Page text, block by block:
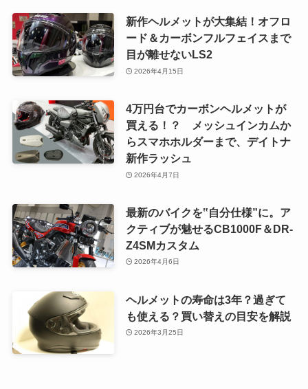
新作ヘルメットが大集結！オフロ
ード＆カーボンフルフェイスまで
目が離せないLS2
2026年4月15日
4万円台でカーボンヘルメットが
買える！？ メッシュインカムか
らスマホホルダーまで、デイトナ
新作ラッシュ
2026年4月7日
最新のバイクを‟自分仕様”に。ア
クティブが魅せるCB1000F＆DR-
Z4SMカスタム
2026年4月6日
ヘルメットの寿命は3年？過ぎて
も使える？買い替えの目安を解説
2026年3月25日